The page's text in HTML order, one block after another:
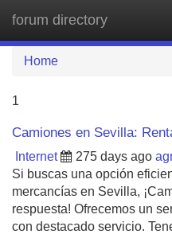
forum directory
Home
1
Camiones en Sevilla:
Internet 275 days ago
Si buscas una opción
mercancías en Sevilla,
respuesta! Ofrecemos un
con destacado servicio.